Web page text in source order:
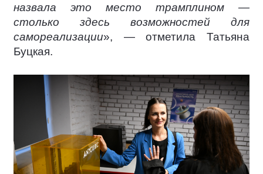
назвала это место трамплином —
столько здесь возможностей для
самореализации», — отметила Татьяна
Буцкая.